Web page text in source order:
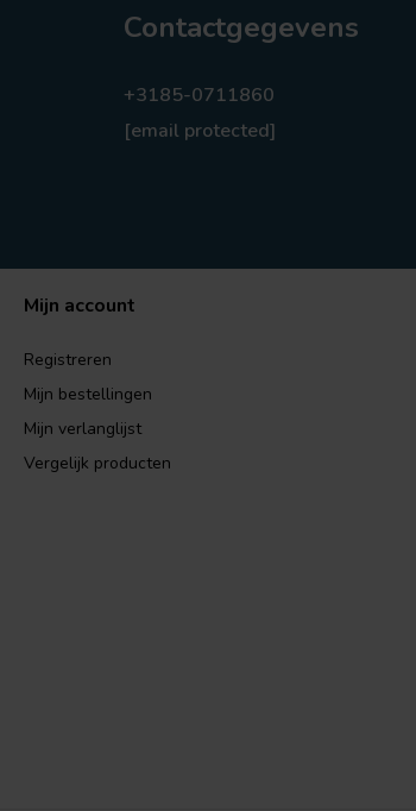
Contactgegevens
+3185-0711860
[email protected]
Mijn account
Registreren
Mijn bestellingen
Mijn verlanglijst
Vergelijk producten